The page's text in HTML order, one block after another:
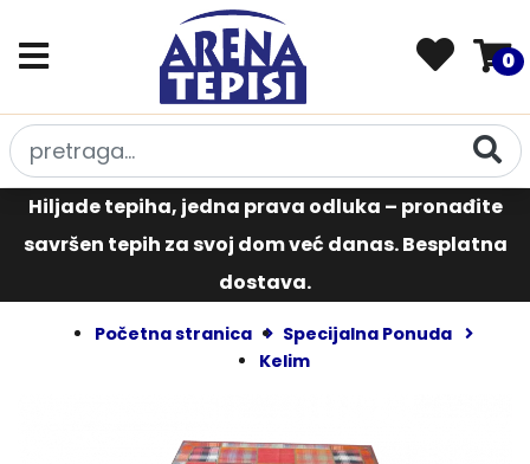
0
Hiljade tepiha, jedna prava odluka – pronađite
savršen tepih za svoj dom već danas. Besplatna
dostava.
Početna stranica
Specijalna Ponuda
Kelim